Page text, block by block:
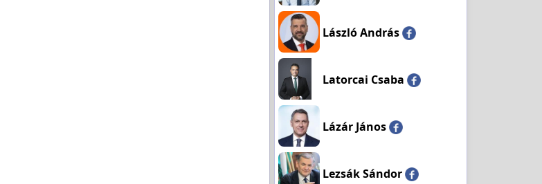
László András
Latorcai Csaba
Lázár János
Lezsák Sándor